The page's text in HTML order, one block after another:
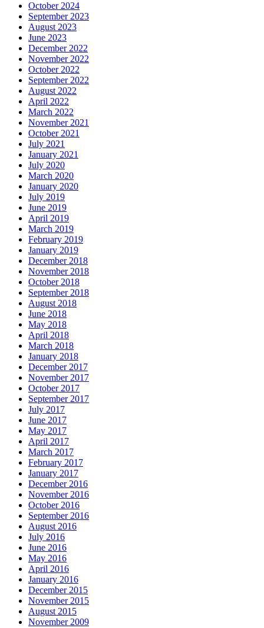
October 2024
September 2023
August 2023
June 2023
December 2022
November 2022
October 2022
September 2022
August 2022
April 2022
March 2022
November 2021
October 2021
July 2021
January 2021
July 2020
March 2020
January 2020
July 2019
June 2019
April 2019
March 2019
February 2019
January 2019
December 2018
November 2018
October 2018
September 2018
August 2018
June 2018
May 2018
April 2018
March 2018
January 2018
December 2017
November 2017
October 2017
September 2017
July 2017
June 2017
May 2017
April 2017
March 2017
February 2017
January 2017
December 2016
November 2016
October 2016
September 2016
August 2016
July 2016
June 2016
May 2016
April 2016
January 2016
December 2015
November 2015
August 2015
November 2009